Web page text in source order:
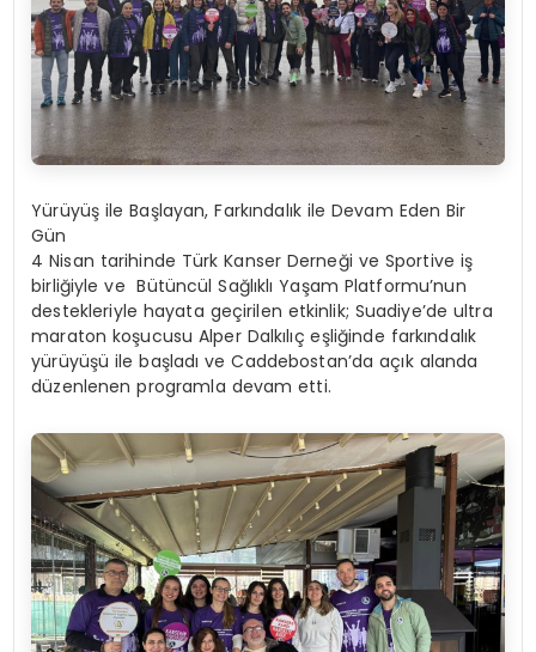
Yürüyüş ile Başlayan, Farkındalık ile Devam Eden Bir
Gün
4 Nisan tarihinde Türk Kanser Derneği ve Sportive iş
birliğiyle ve Bütüncül Sağlıklı Yaşam Platformu’nun
destekleriyle hayata geçirilen etkinlik; Suadiye’de ultra
maraton koşucusu Alper Dalkılıç eşliğinde farkındalık
yürüyüşü ile başladı ve Caddebostan’da açık alanda
düzenlenen programla devam etti.